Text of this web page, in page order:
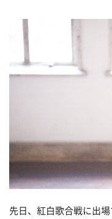
先日、紅白歌合戦に出